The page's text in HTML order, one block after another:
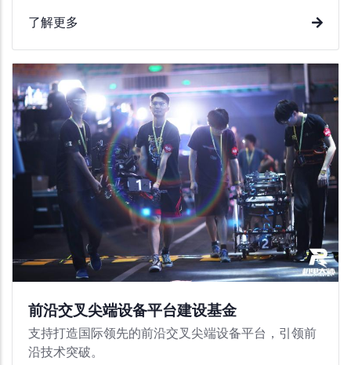
了解更多
前沿交叉尖端设备平台建设基金
支持打造国际领先的前沿交叉尖端设备平台，引领前
沿技术突破。